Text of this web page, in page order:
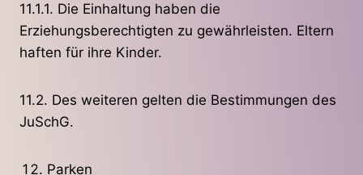
11.1.1. Die Einhaltung haben die
Erziehungsberechtigten zu gewährleisten. Eltern
haften für ihre Kinder.
11.2. Des weiteren gelten die Bestimmungen des
JuSchG.
Parken